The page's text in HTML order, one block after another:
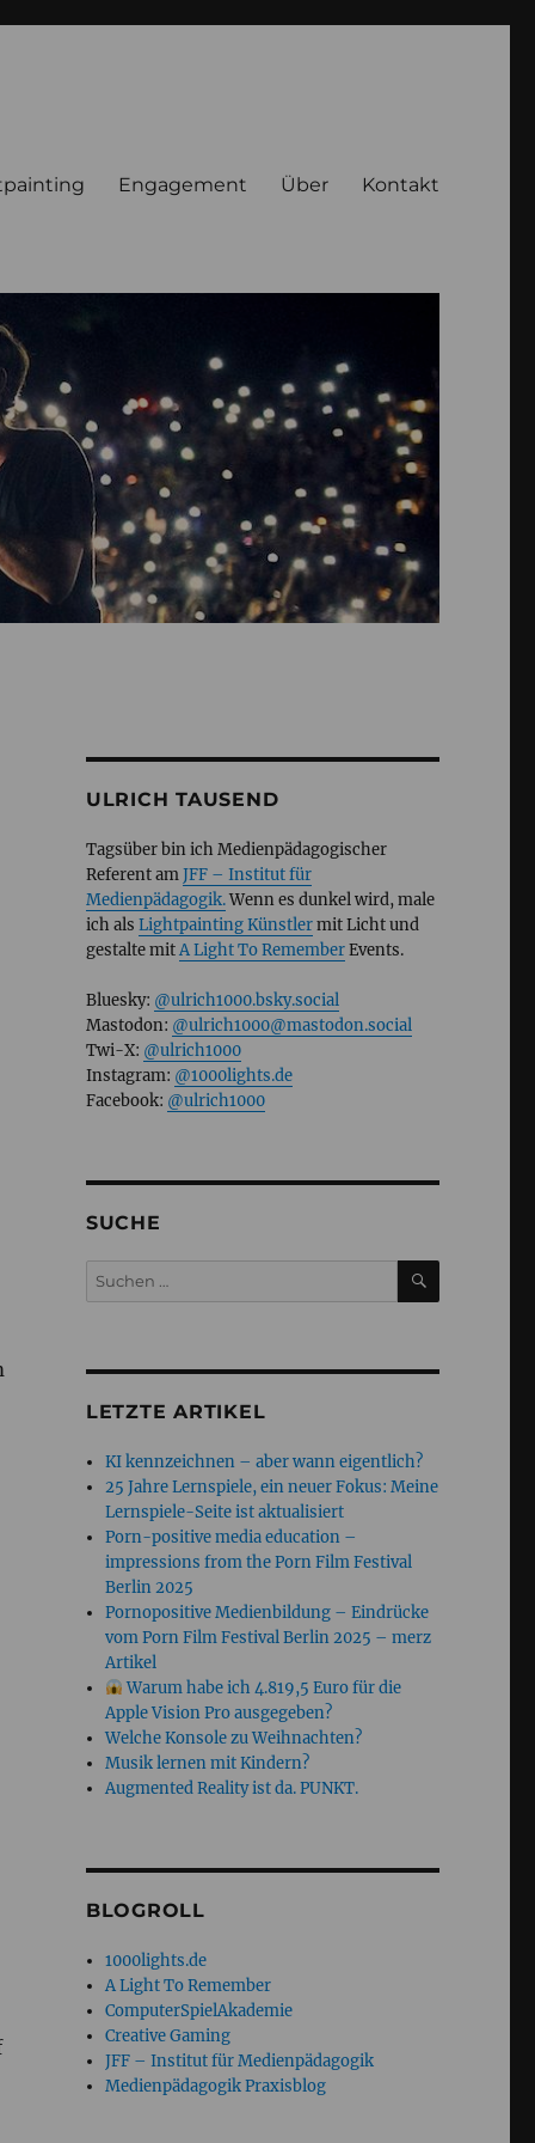
Engagement Über Kontakt
ULRICH TAUSEND
Tagsüber bin ich Medienpädagogischer
Referent amJFF – Institut für
Medienpädagogik.Wenn es dunkel wird, male
ich als Lightpainting Künstlermit Licht und
gestalte mitA Light To RememberEvents.
Bluesky: @ulrich1000.bsky.social
Mastodon: @ulrich1000@mastodon.social
Twi-X: @ulrich1000
Instagram: @1000lights.de
Facebook: @ulrich1000
SUCHE
Suchen
nach:
SUCHEN
LETZTE ARTIKEL
KI kennzeichnen – aber wann eigentlich?
25 Jahre Lernspiele, ein neuer Fokus: Meine
Lernspiele-Seite ist aktualisiert
Porn-positive media education –
impressions from the Porn Film Festival
Berlin 2025
Pornopositive Medienbildung – Eindrücke
vom Porn Film Festival Berlin 2025 – merz
Artikel
Warum habe ich 4.819,5 Euro für die
Apple Vision Pro ausgegeben?
Welche Konsole zu Weihnachten?
Musik lernen mit Kindern?
Augmented Reality ist da. PUNKT.
BLOGROLL
1000lights.de
A Light To Remember
ComputerSpielAkademie
Creative Gaming
JFF – Institut für Medienpädagogik
Medienpädagogik Praxisblog